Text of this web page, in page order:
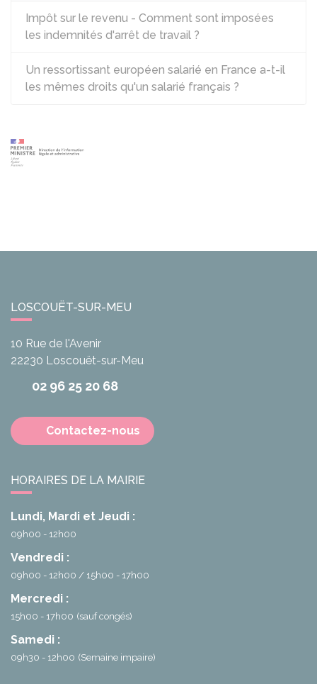
Impôt sur le revenu - Comment sont imposées
les indemnités d'arrêt de travail ?
Un ressortissant européen salarié en France a-t-il
les mêmes droits qu'un salarié français ?
LOSCOUËT-SUR-MEU
10 Rue de l'Avenir
22230 Loscouët-sur-Meu
02 96 25 20 68
Contactez-nous
HORAIRES DE LA MAIRIE
Lundi, Mardi et Jeudi :
09h00 - 12h00
Vendredi :
09h00 - 12h00 15h00 - 17h00
Mercredi :
15h00 - 17h00 (sauf congés)
Samedi :
09h30 - 12h00 (Semaine impaire)